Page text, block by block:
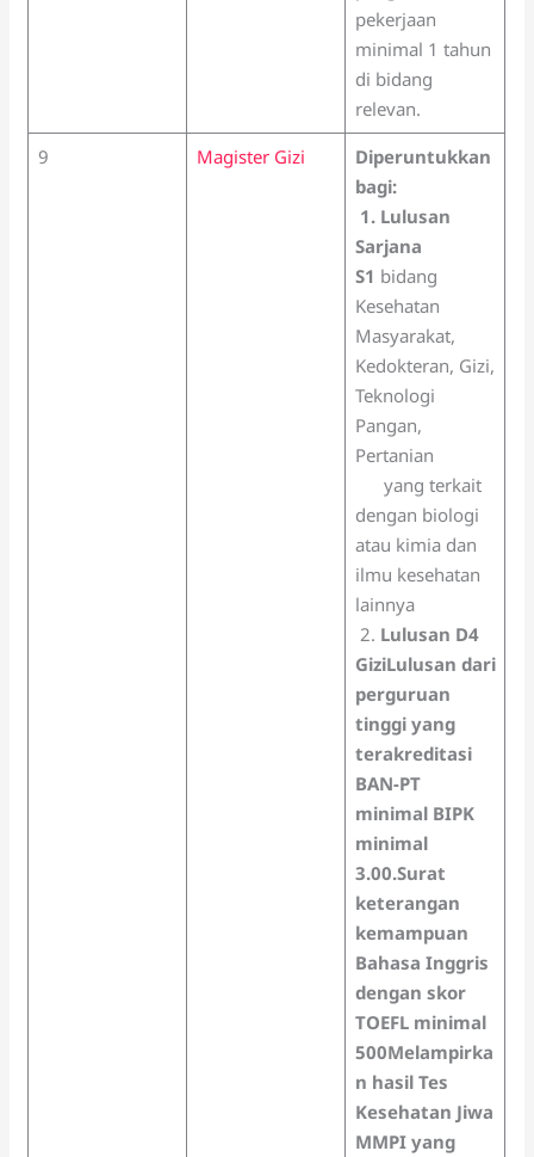
pekerjaan
minimal 1 tahun
di bidang
relevan.
9
Magister Gizi
Diperuntukkan
bagi:
1. Lulusan
Sarjana
S1 bidang
Kesehatan
Masyarakat,
Kedokteran, Gizi,
Teknologi
Pangan,
Pertanian
yang terkait
dengan biologi
atau kimia dan
ilmu kesehatan
lainnya
2. Lulusan D4
GiziLulusan dari
perguruan
tinggi yang
terakreditasi
BAN-PT
minimal BIPK
minimal
3.00.Surat
keterangan
kemampuan
Bahasa Inggris
dengan skor
TOEFL minimal
500Melampirka
n hasil Tes
Kesehatan Jiwa
MMPI yang